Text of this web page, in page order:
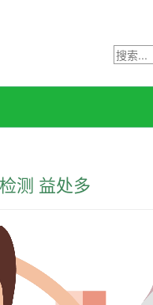
测 益处多